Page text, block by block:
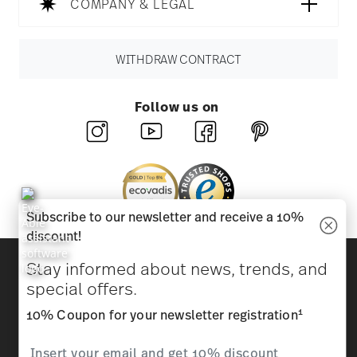
COMPANY & LEGAL
WITHDRAW CONTRACT
Follow us on
Beauty & functionality for your home
Homepage General terms and conditions
Privacy
Subscribe to our newsletter and receive a 10%
discount!
Stay informed about news, trends, and
special offers.
10% Coupon for your newsletter registration1